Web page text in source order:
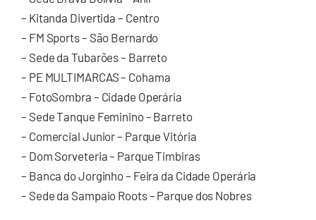
– Kitanda Divertida – Centro
– FM Sports – São Bernardo
– Sede da Tubarões – Barreto
– PE MULTIMARCAS – Cohama
– FotoSombra – Cidade Operária
– Sede Tanque Feminino – Barreto
– Comercial Junior – Parque Vitória
– Dom Sorveteria – Parque Timbiras
– Banca do Jorginho – Feira da Cidade Operária
– Sede da Sampaio Roots – Parque dos Nobres